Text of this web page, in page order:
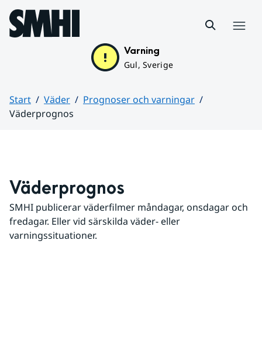
Hoppa till sidans innehåll
Varning
Gul, Sverige
Start Väder
Prognoser och varningar
Väderprognos
Väderprognos
SMHI publicerar väderfilmer måndagar, onsdagar och
fredagar. Eller vid särskilda väder- eller
varningssituationer.